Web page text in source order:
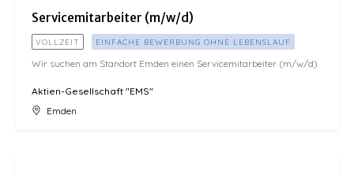
Servicemitarbeiter (m/w/d)
VOLLZEIT EINFACHE BEWERBUNG OHNE LEBENSLAUF
Wir suchen am Standort Emden einen Servicemitarbeiter (m/w/d).
Aktien-Gesellschaft "EMS"
Emden